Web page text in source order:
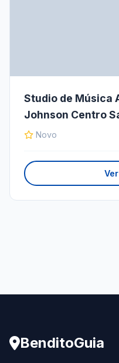
Studio de Música
Johnson Centro
Novo
BenditoGuia